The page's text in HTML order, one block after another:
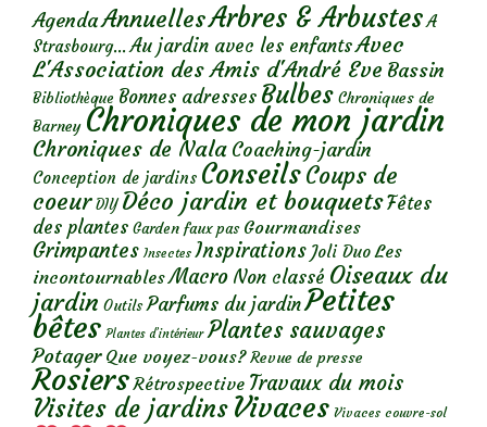
AgendaAnnuellesArbres & Arbustes A
Strasbourg... Au jardin avec les enfantsAvec
L'Association des Amis d'André Eve Bassin
Bibliothèque Bonnes adresses Bulbes Chroniques de
Barney Chroniques de mon jardin
Chroniques de Nala Coaching-jardin
Conception de jardins ConseilsCoups de
coeur DIY Déco jardin et bouquetsFêtes
des plantes Garden faux pas Gourmandises
Grimpantes Insectes Inspirations Joli Duo Les
incontournables Macro Non classé Oiseaux du
jardin Outils Parfums du jardinPetites
bêtes Plantes d’intérieur Plantes sauvages
Potager Que voyez-vous? Revue de presse
Rosiers Rétrospective Travaux du mois
Visites de jardins Vivaces Vivaces couvre-sol